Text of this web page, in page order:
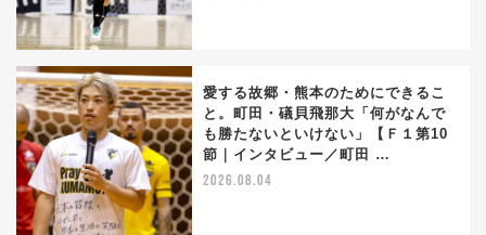
愛する故郷・熊本のためにできるこ
と。町田・礒貝飛那大「何がなんで
も勝たないといけない」【Ｆ１第10
節｜インタビュー／町田 …
2026.08.04